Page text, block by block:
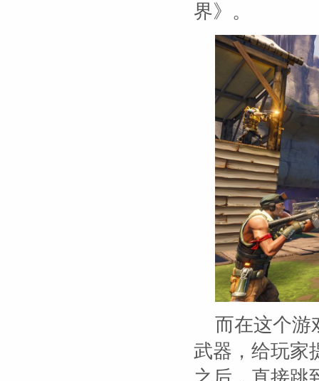
界》。
而在这个游
武器，给玩家